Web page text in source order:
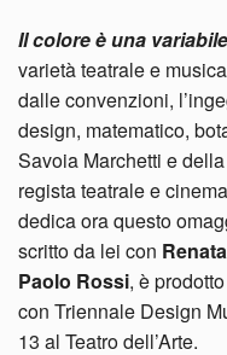
Il colore è una
varietà teatrale e
dalle convenzioni,
design, matematico,
Savoia Marchetti e
regista teatrale e
dedica ora questo
scritto da lei con
Paolo Rossi, è
con Triennale Design
13 al Teatro dell’Arte.